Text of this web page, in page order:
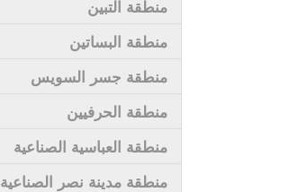
منطقة التبين
منطقة البساتين
منطقة جسر السويس
منطقة الحرفيين
منطقة العباسية الصناعية
منطقة مدينة نصر الصناعية